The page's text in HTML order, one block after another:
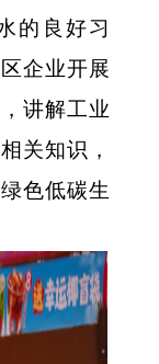
的良好习
企业开展
讲解工业
关知识，
色低碳生